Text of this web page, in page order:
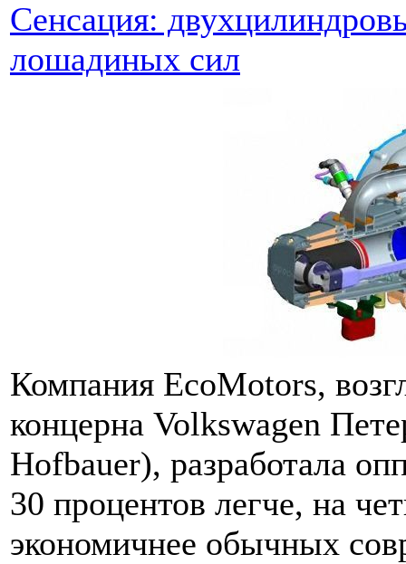
Сенсация:
лошадиных сил
Компания EcoMotors,
концерна Volkswagen
Hofbauer), разработала
30 процентов легче, на
экономичнее обычных